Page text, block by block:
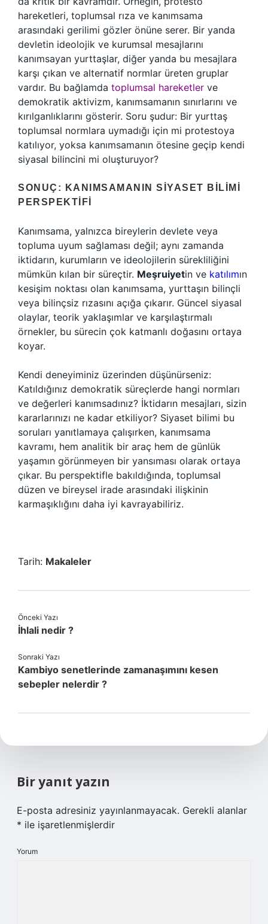
hareketleri, toplumsal rıza ve kanımsama
arasındaki gerilimi gözler önüne serer. Bir yanda
devletin ideolojik ve kurumsal mesajlarını
kanımsayan yurttaşlar, diğer yanda bu mesajlara
karşı çıkan ve alternatif normlar üreten gruplar
vardır. Bu bağlamda toplumsal hareketler ve
demokratik aktivizm, kanımsamanın sınırlarını ve
kırılganlıklarını gösterir. Soru şudur: Bir yurttaş
toplumsal normlara uymadığı için mi protestoya
katılıyor, yoksa kanımsamanın ötesine geçip kendi
siyasal bilincini mi oluşturuyor?
SONUÇ: KANIMSAMANIN SIYASET BILIMI
PERSPEKTIFI
Kanımsama, yalnızca bireylerin devlete veya
topluma uyum sağlaması değil; aynı zamanda
iktidarın, kurumların ve ideolojilerin sürekliliğini
mümkün kılan bir süreçtir. Meşruiyetin ve katılımın
kesişim noktası olan kanımsama, yurttaşın bilinçli
veya bilinçsiz rızasını açığa çıkarır. Güncel siyasal
olaylar, teorik yaklaşımlar ve karşılaştırmalı
örnekler, bu sürecin çok katmanlı doğasını ortaya
koyar.
Kendi deneyiminiz üzerinden düşünürseniz:
Katıldığınız demokratik süreçlerde hangi normları
ve değerleri kanımsadınız? İktidarın mesajları, sizin
kararlarınızı ne kadar etkiliyor? Siyaset bilimi bu
soruları yanıtlamaya çalışırken, kanımsama
kavramı, hem analitik bir araç hem de günlük
yaşamın görünmeyen bir yansıması olarak ortaya
çıkar. Bu perspektifle bakıldığında, toplumsal
düzen ve bireysel irade arasındaki ilişkinin
karmaşıklığını daha iyi kavrayabiliriz.
Tarih: Makaleler
Önceki Yazı
İhlali nedir ?
Sonraki Yazı
Kambiyo senetlerinde zamanaşımını kesen
sebepler nelerdir ?
Bir yanıt yazın
E-posta adresiniz yayınlanmayacak. Gerekli alanlar
* ile işaretlenmişlerdir
Yorum